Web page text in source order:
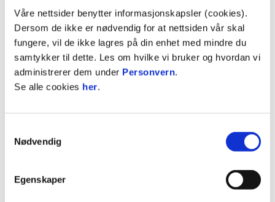
Våre nettsider benytter informasjonskapsler (cookies).
Dersom de ikke er nødvendig for at nettsiden vår skal
fungere, vil de ikke lagres på din enhet med mindre du
samtykker til dette. Les om hvilke vi bruker og hvordan vi
administrerer dem under Personvern.
Se alle cookies her.
Nødvendig
Egenskaper
barnefotball
Er energisk, strukturert og trygg i
trenerrollen
Har gode samarbeidsevner og lyst til å lære
Ønsker å jobbe i et utviklingsmiljø med høye
standarder
Vi tilbyr:
Mulighet til å jobbe i et av Norges fremste